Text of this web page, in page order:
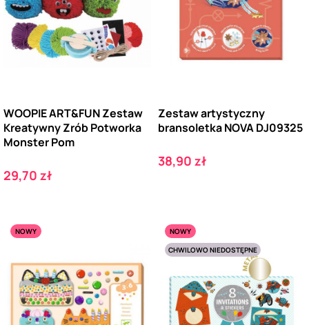
WOOPIE ART&FUN Zestaw
Kreatywny Zrób Potworka
Monster Pom
Cena
29,70 zł
Zestaw artystyczny
bransoletka NOVA DJ09325
Cena
38,90 zł
NOWY
NOWY
CHWILOWO NIEDOSTĘPNE